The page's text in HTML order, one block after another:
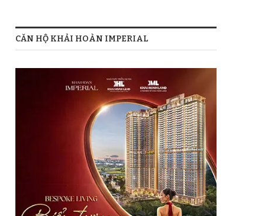
CĂN HỘ KHẢI HOÀN IMPERIAL